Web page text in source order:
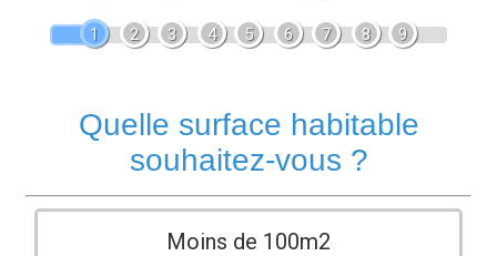
1 2 3 4 5 6 7 8 9
Quelle surface habitable
souhaitez-vous ?
Moins de 100m2